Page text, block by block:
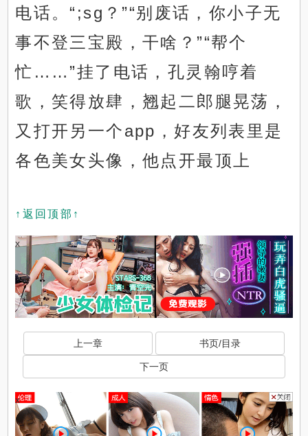
电话。“;sg？”“别废话，你小子无
事不登三宝殿，干啥？”“帮个
忙……”挂了电话，孔灵翰哼着
歌，笑得放肆，翘起二郎腿晃荡，
又打开另一个app，好友列表里是
各色美女头像，他点开最顶上
↑返回顶部↑
x
上一章 书页/目录
下一页
x